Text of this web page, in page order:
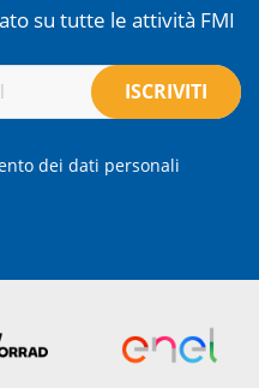
su tutte le attività FMI
dei dati personali